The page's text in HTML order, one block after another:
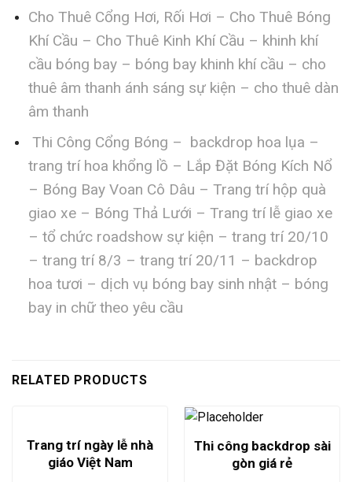
Cho Thuê Cổng Hơi, Rối Hơi – Cho Thuê Bóng
Khí Cầu – Cho Thuê Kinh Khí Cầu – khinh khí
cầu bóng bay – bóng bay khinh khí cầu – cho
thuê âm thanh ánh sáng sự kiện – cho thuê dàn
âm thanh
Thi Công Cổng Bóng – backdrop hoa lụa –
trang trí hoa khổng lồ – Lắp Đặt Bóng Kích Nổ
– Bóng Bay Voan Cô Dâu – Trang trí hộp quà
giao xe – Bóng Thả Lưới – Trang trí lễ giao xe
– tổ chức roadshow sự kiện – trang trí 20/10
– trang trí 8/3 – trang trí 20/11 – backdrop
hoa tươi – dịch vụ bóng bay sinh nhật – bóng
bay in chữ theo yêu cầu
RELATED PRODUCTS
Trang trí ngày lễ nhà
giáo Việt Nam
Thi công backdrop sài
gòn giá rẻ